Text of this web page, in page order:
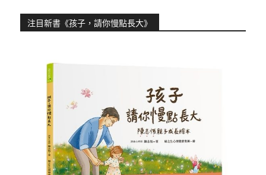
注目新書《孩子，請你慢點長大》